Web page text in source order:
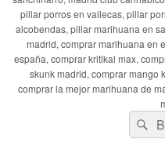
pillar porros en vallecas, pillar
alcobendas, pillar marihuana en
madrid, comprar marihuana en
españa, comprar kritikal max,
skunk madrid, comprar mango
comprar la mejor marihuana de
por: